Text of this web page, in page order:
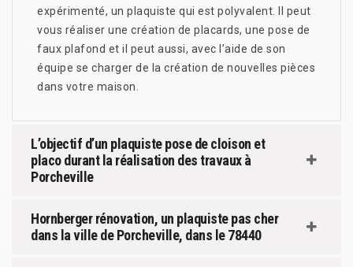
expérimenté, un plaquiste qui est polyvalent. Il peut
vous réaliser une création de placards, une pose de
faux plafond et il peut aussi, avec l’aide de son
équipe se charger de la création de nouvelles pièces
dans votre maison.
L’objectif d’un plaquiste pose de cloison et
placo durant la réalisation des travaux à
Porcheville
Hornberger rénovation, un plaquiste pas cher
dans la ville de Porcheville, dans le 78440